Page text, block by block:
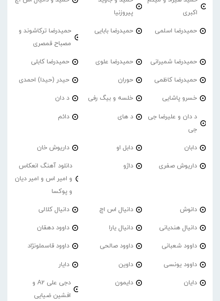
اکبری
پیروزنیا
حمیدرضا اسلمی حمیدرضا بابایی
حمیدرضا ترکاشوند و
مصباح قمصری
حمیدرضا شمیرانی حمیدرضا علوی حمیدرضا کابلی
حمیدرضا کاظمی حوران حیدر (حیدا) احمدی
خسرو پاشایی خلسه و بیگ رفی د دان
د دان و علیرضا جی
جی
د های دائم
دابان دابل او داریوش خان
داریوش صفری داژو
دانلود آهنگ انعکاس
و امیر اس و امیر دیان
و پوکسا
دانوش دانیال اس اچ دانیال کلالی
دانیال هندیانی دانیال یارا داوود دهقان
داوود شعبانی داوود صالحی داوود قاسملونژاد
داوود یونسی داوین دایار
دایان دایمون
دجی علی A2 و
افشین ضیایی